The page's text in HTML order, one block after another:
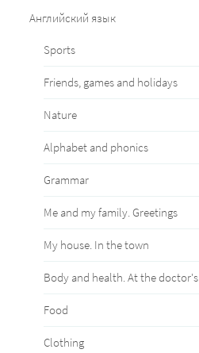
Английский язык
Sports
Friends, games and holidays
Nature
Alphabet and phonics
Grammar
Me and my family. Greetings
My house. In the town
Body and health. At the doctor's
Food
Clothing